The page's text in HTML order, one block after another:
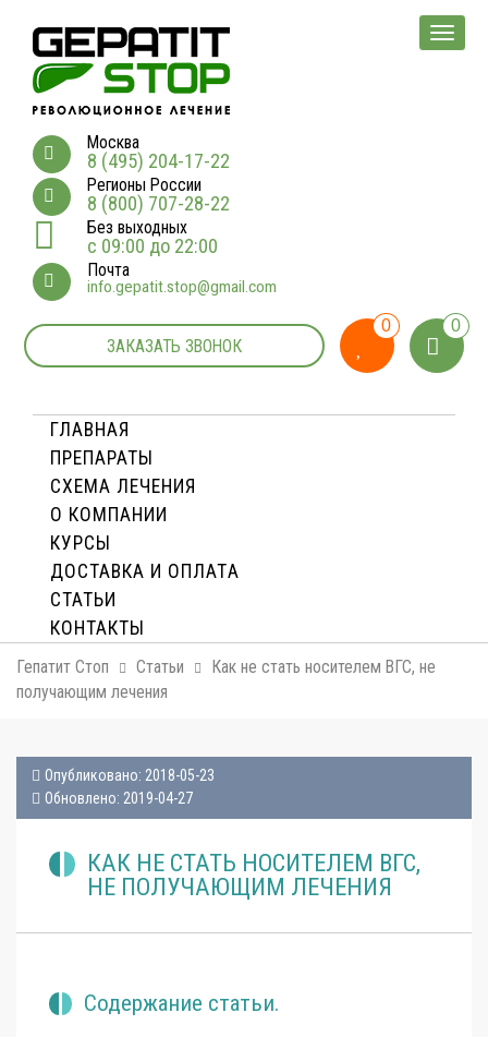
Москва
8 (495) 204-17-22
Регионы России
8 (800) 707-28-22
Без выходных
с 09:00 до 22:00
Почта
info.gepatit.stop@gmail.com
ЗАКАЗАТЬ ЗВОНОК
0 0
ГЛАВНАЯ
ПРЕПАРАТЫ
СХЕМА ЛЕЧЕНИЯ
О КОМПАНИИ
КУРСЫ
ДОСТАВКА И ОПЛАТA
СТАТЬИ
КОНТАКТЫ
Гепатит Стоп Статьи
Как не стать носителем ВГС, не
получающим лечения
Опубликовано: 2018-05-23
Обновлено: 2019-04-27
КАК НЕ СТАТЬ НОСИТЕЛЕМ ВГС,
НЕ ПОЛУЧАЮЩИМ ЛЕЧЕНИЯ
Содержание статьи.